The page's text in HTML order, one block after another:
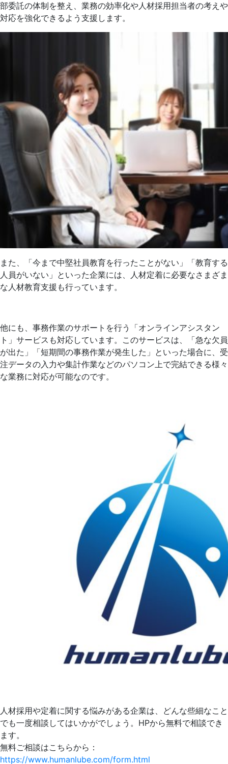
部委託の体制を整え、業務の効率化や人材採用担当者の考えや
対応を強化できるよう支援します。
また、「今まで中堅社員教育を行ったことがない」「教育する
人員がいない」といった企業には、人材定着に必要なさまざま
な人材教育支援も行っています。
他にも、事務作業のサポートを行う「オンラインアシスタン
ト」サービスも対応しています。このサービスは、「急な欠員
が出た」「短期間の事務作業が発生した」といった場合に、受
注データの入力や集計作業などのパソコン上で完結できる様々
な業務に対応が可能なのです。
人材採用や定着に関する悩みがある企業は、どんな些細なこと
でも一度相談してはいかがでしょう。HPから無料で相談でき
ます。
無料ご相談はこちらから：
https://www.humanlube.com/form.html